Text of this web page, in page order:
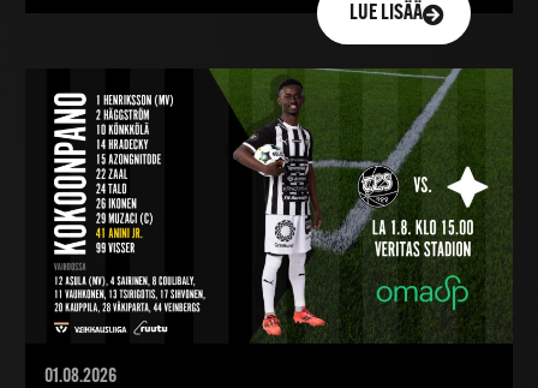
LUE LISÄÄ
01.08.2026